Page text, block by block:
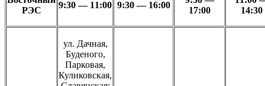
РЭС
9:30 — 11:00 9:30 — 16:00
17:00
14:30
ул. Дачная,
Буденого,
Парковая,
Куликовская,